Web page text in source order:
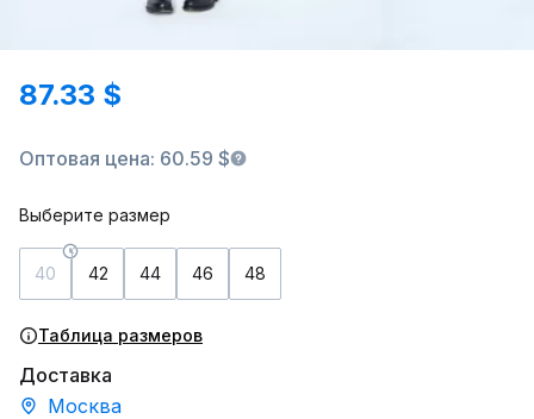
87.33 $
Оптовая цена: 60.59 $
Выберите размер
40 42 44 46 48
Таблица размеров
Доставка
Москва